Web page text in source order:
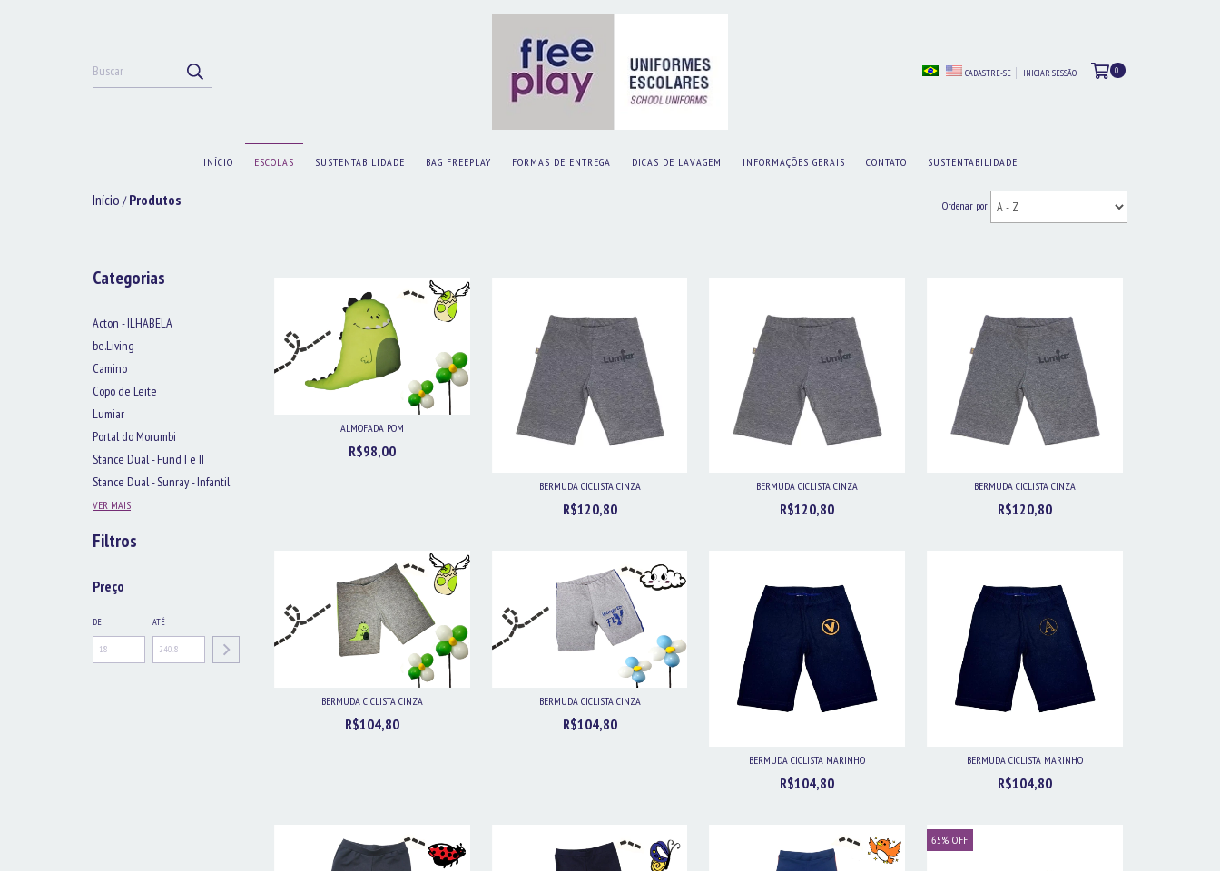
CADASTRE-SE INICIAR SESSÃO 0
INÍCIO ESCOLAS SUSTENTABILIDADE BAG FREEPLAY FORMAS DE ENTREGA DICAS DE LAVAGEM INFORMAÇÕES GERAIS CONTATO SUSTENTABILIDADE
Início / Produtos Ordenar por
Categorias
Acton - ILHABELA
be.Living
Camino
Copo de Leite
Lumiar
Portal do Morumbi
Stance Dual - Fund I e II
Stance Dual - Sunray - Infantil
VER MAIS
Filtros
Preço
DE ATÉ
ALMOFADA POM
R$98,00
BERMUDA CICLISTA CINZA
R$120,80
BERMUDA CICLISTA CINZA
R$120,80
BERMUDA CICLISTA CINZA
R$120,80
BERMUDA CICLISTA CINZA
R$104,80
BERMUDA CICLISTA CINZA
R$104,80
BERMUDA CICLISTA MARINHO
R$104,80
BERMUDA CICLISTA MARINHO
R$104,80
65%OFF